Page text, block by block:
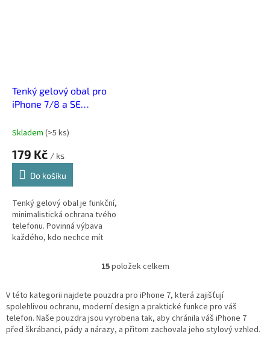
Tenký gelový obal pro
iPhone 7/8 a SE
Transparentní
Skladem (>5 ks)
179 Kč / ks
Do košíku
Tenký gelový obal je funkční,
minimalistická ochrana tvého
telefonu. Povinná výbava
každého, kdo nechce mít
O
l
á
d
a
15položek celkem
V této kategorii najdete pouzdra pro iPhone 7, která zajišťují
spolehlivou ochranu, moderní design a praktické funkce pro váš
telefon. Naše pouzdra jsou vyrobena tak, aby chránila váš iPhone 7
před škrábanci, pády a nárazy, a přitom zachovala jeho stylový vzhled.